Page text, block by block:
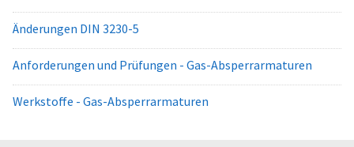
Änderungen DIN 3230-5
Anforderungen und Prüfungen - Gas-Absperrarmaturen
Werkstoffe - Gas-Absperrarmaturen